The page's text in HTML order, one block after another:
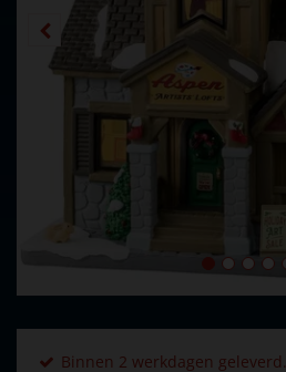
Binnen 2 werkdagen geleverd.